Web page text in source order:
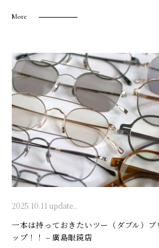
More
2025.10.11 update...
一本は持っておきたいツー（ダブル）ブ
ップ！！ – 廣島眼鏡店